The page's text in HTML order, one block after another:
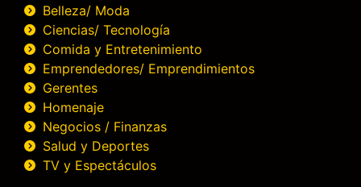
Belleza/ Moda
Ciencias/ Tecnología
Comida y Entretenimiento
Emprendedores/ Emprendimientos
Gerentes
Homenaje
Negocios / Finanzas
Salud y Deportes
TV y Espectáculos